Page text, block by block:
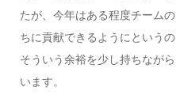
たが、今年はある程度チーム
ちに貢献できるようにという
そういう余裕を少し持ちなが
います。